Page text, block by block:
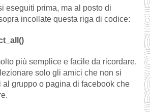
eseguiti prima, ma al posto di
incollate questa riga di codice:
più semplice e facile da ricordare,
solo gli amici che non si
al gruppo o pagina di facebook che